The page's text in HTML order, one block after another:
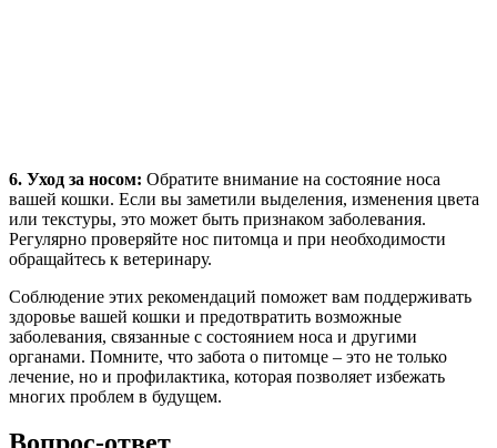
6. Уход за носом: Обратите внимание на состояние носа
вашей кошки. Если вы заметили выделения, изменения цвета
или текстуры, это может быть признаком заболевания.
Регулярно проверяйте нос питомца и при необходимости
обращайтесь к ветеринару.
Соблюдение этих рекомендаций поможет вам поддерживать
здоровье вашей кошки и предотвратить возможные
заболевания, связанные с состоянием носа и другими
органами. Помните, что забота о питомце – это не только
лечение, но и профилактика, которая позволяет избежать
многих проблем в будущем.